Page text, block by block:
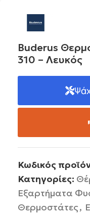
Buderus
310 – Λευκός
Κωδικός
Κατηγορίες:
Εξαρτήματα
Θερμοστάτες,